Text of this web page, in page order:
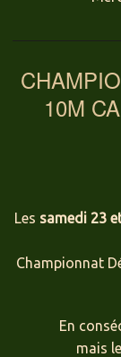
10M
Les samedi 23
Championnat
En
mais